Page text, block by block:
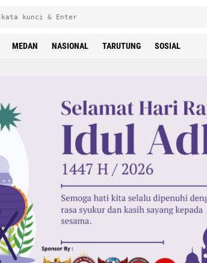
MEDAN NASIONAL TARUTUNG SOSIAL